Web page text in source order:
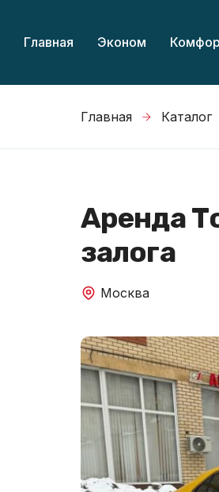
Главная Эконом
Главная Каталог
Аренда
залога
Москва